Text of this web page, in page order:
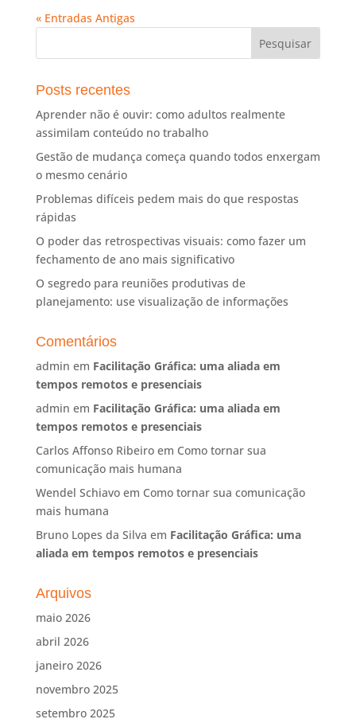
« Entradas Antigas
Posts recentes
Aprender não é ouvir: como adultos realmente
assimilam conteúdo no trabalho
Gestão de mudança começa quando todos enxergam
o mesmo cenário
Problemas difíceis pedem mais do que respostas
rápidas
O poder das retrospectivas visuais: como fazer um
fechamento de ano mais significativo
O segredo para reuniões produtivas de
planejamento: use visualização de informações
Comentários
admin em Facilitação Gráfica: uma aliada em
tempos remotos e presenciais
admin em Facilitação Gráfica: uma aliada em
tempos remotos e presenciais
Carlos Affonso Ribeiroem Como tornar sua
comunicação mais humana
Wendel Schiavoem Como tornar sua comunicação
mais humana
Bruno Lopes da Silva em Facilitação Gráfica: uma
aliada em tempos remotos e presenciais
Arquivos
maio 2026
abril 2026
janeiro 2026
novembro 2025
setembro 2025